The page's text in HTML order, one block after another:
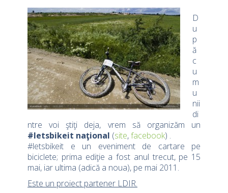
D
u
p
ă
c
u
m
u
nii
di
ntre voi ştiţi deja, vrem să organizăm un
#letsbikeit naţional (site,facebook) .
#letsbikeit e un eveniment de cartare pe
biciclete; prima ediţie a fost anul trecut, pe 15
mai, iar ultima (adică a noua), pe mai 2011.
Este un proiect partener LDIR.